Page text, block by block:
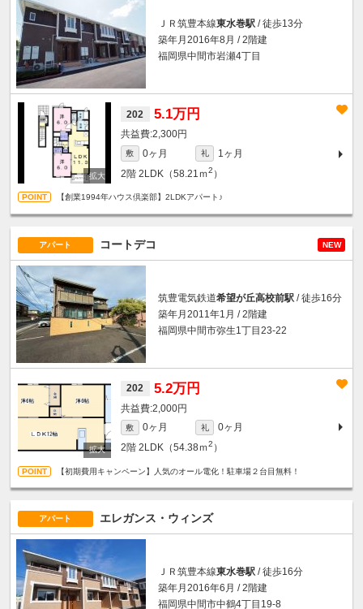
ＪＲ筑豊本線東水巻駅 / 徒歩13分
築年月2016年8月 / 2階建
福岡県中間市岩瀬4丁目
202 5.1万円
2,300円
敷 0ヶ月 礼
1ヶ月
2階 2LDK（58.21ｍ2 ）
【創業1994年ハウス倶楽部】2LDKアパート♪
アパート コートデコ NEW
筑豊電気鉄道希望が丘高校前駅 / 徒歩16分
築年月2011年1月 / 2階建
福岡県中間市弥生1丁目23-22
202 5.2万円
2,000円
敷 0ヶ月 礼
0ヶ月
2階 2LDK（54.38ｍ2 ）
【初期費用キャンペーン】人気のオール電化！駐車場２台目無料！
アパート エレガンス・ウィンズ
ＪＲ筑豊本線東水巻駅 / 徒歩16分
築年月2016年6月 / 2階建
福岡県中間市中鶴4丁目19-8